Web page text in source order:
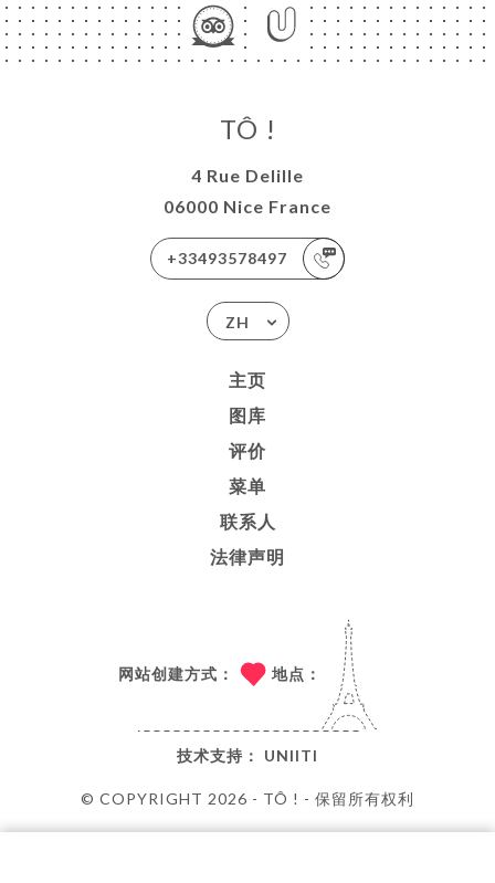
TÔ !
4 Rue Delille
06000 Nice France
+33493578497
ZH
主页
图库
评价
菜单
联系人
法律声明
© COPYRIGHT 2026 - TÔ ! - 保留所有权利
网站创建方式： 地点：
技术支持： UNIITI